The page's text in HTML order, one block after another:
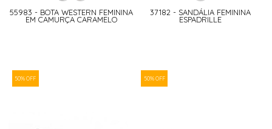
55983 - BOTA WESTERN FEMININA
EM CAMURÇA CARAMELO
37182 - SANDÁLIA FEMININA
ESPADRILLE
50% OFF 50% OFF